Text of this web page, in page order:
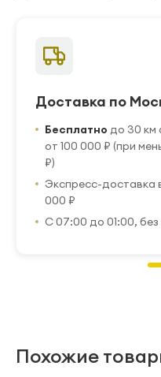
Доставка по
Бесплатно до 30 км
от 100 000 ₽ (при
₽)
Экспресс-доставка
000 ₽
С 07:00 до 01:00,
Похожие